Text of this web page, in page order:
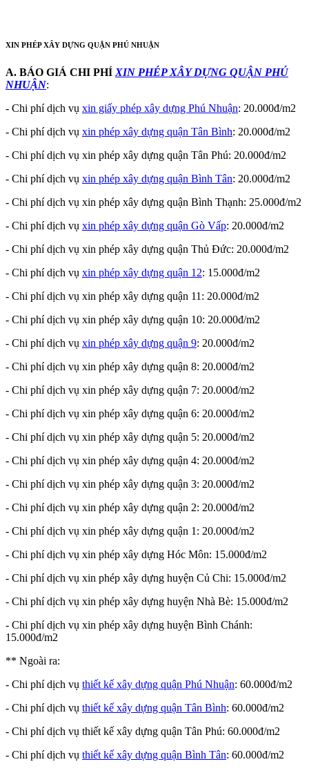
XIN PHÉP XÂY DỰNG QUẬN PHÚ NHUẬN
A. BÁO GIÁ CHI PHÍ XIN PHÉP XÂY DỰNG QUẬN PHÚ
NHUẬN:
- Chi phí dịch vụ xin giấy phép xây dựng Phú Nhuận: 20.000đ/m2
- Chi phí dịch vụ xin phép xây dựng quận Tân Bình: 20.000đ/m2
- Chi phí dịch vụ xin phép xây dựng quận Tân Phú: 20.000đ/m2
- Chi phí dịch vụ xin phép xây dựng quận Bình Tân: 20.000đ/m2
- Chi phí dịch vụ xin phép xây dựng quận Bình Thạnh: 25.000đ/m2
- Chi phí dịch vụ xin phép xây dựng quận Gò Vấp: 20.000đ/m2
- Chi phí dịch vụ xin phép xây dựng quận Thủ Đức: 20.000đ/m2
- Chi phí dịch vụ xin phép xây dựng quận 12: 15.000đ/m2
- Chi phí dịch vụ xin phép xây dựng quận 11: 20.000đ/m2
- Chi phí dịch vụ xin phép xây dựng quận 10: 20.000đ/m2
- Chi phí dịch vụ xin phép xây dựng quận 9: 20.000đ/m2
- Chi phí dịch vụ xin phép xây dựng quận 8: 20.000đ/m2
- Chi phí dịch vụ xin phép xây dựng quận 7: 20.000đ/m2
- Chi phí dịch vụ xin phép xây dựng quận 6: 20.000đ/m2
- Chi phí dịch vụ xin phép xây dựng quận 5: 20.000đ/m2
- Chi phí dịch vụ xin phép xây dựng quận 4: 20.000đ/m2
- Chi phí dịch vụ xin phép xây dựng quận 3: 20.000đ/m2
- Chi phí dịch vụ xin phép xây dựng quận 2: 20.000đ/m2
- Chi phí dịch vụ xin phép xây dựng quận 1: 20.000đ/m2
- Chi phí dịch vụ xin phép xây dựng Hóc Môn: 15.000đ/m2
- Chi phí dịch vụ xin phép xây dựng huyện Củ Chi: 15.000đ/m2
- Chi phí dịch vụ xin phép xây dựng huyện Nhà Bè: 15.000đ/m2
- Chi phí dịch vụ xin phép xây dựng huyện Bình Chánh:
15.000đ/m2
** Ngoài ra:
- Chi phí dịch vụ thiết kế xây dựng quận Phú Nhuận: 60.000đ/m2
- Chi phí dịch vụ thiết kế xây dựng quận Tân Bình: 60.000đ/m2
- Chi phí dịch vụ thiết kế xây dựng quận Tân Phú: 60.000đ/m2
- Chi phí dịch vụ thiết kế xây dựng quận Bình Tân: 60.000đ/m2